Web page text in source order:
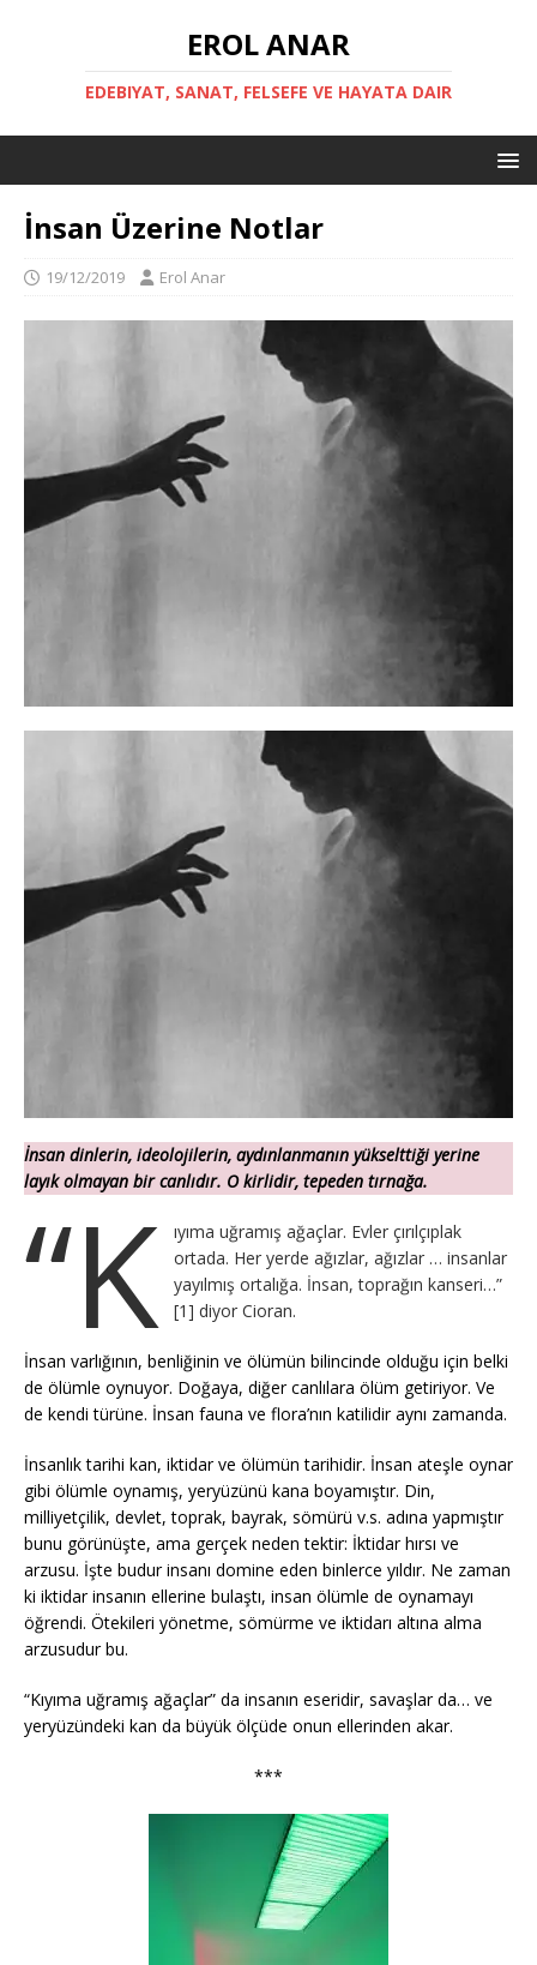
EROL ANAR
EDEBIYAT, SANAT, FELSEFE VE HAYATA DAIR
İnsan Üzerine Notlar
19/12/2019 Erol Anar
İnsan dinlerin, ideolojilerin, aydınlanmanın yükselttiği yerine
layık olmayan bir canlıdır. O kirlidir, tepeden tırnağa.
“K
ıyıma uğramış ağaçlar. Evler çırılçıplak
ortada. Her yerde ağızlar, ağızlar … insanlar
yayılmış ortalığa. İnsan, toprağın kanseri…”
[1] diyor Cioran.
İnsan varlığının, benliğinin ve ölümün bilincinde olduğu için belki
de ölümle oynuyor. Doğaya, diğer canlılara ölüm getiriyor. Ve
de kendi türüne. İnsan fauna ve flora’nın katilidir aynı zamanda.
İnsanlık tarihi kan, iktidar ve ölümün tarihidir. İnsan ateşle oynar
gibi ölümle oynamış, yeryüzünü kana boyamıştır. Din,
milliyetçilik, devlet, toprak, bayrak, sömürü v.s. adına yapmıştır
bunu görünüşte, ama gerçek neden tektir: İktidar hırsı ve
arzusu. İşte budur insanı domine eden binlerce yıldır. Ne zaman
ki iktidar insanın ellerine bulaştı, insan ölümle de oynamayı
öğrendi. Ötekileri yönetme, sömürme ve iktidarı altına alma
arzusudur bu.
“Kıyıma uğramış ağaçlar” da insanın eseridir, savaşlar da… ve
yeryüzündeki kan da büyük ölçüde onun ellerinden akar.
***